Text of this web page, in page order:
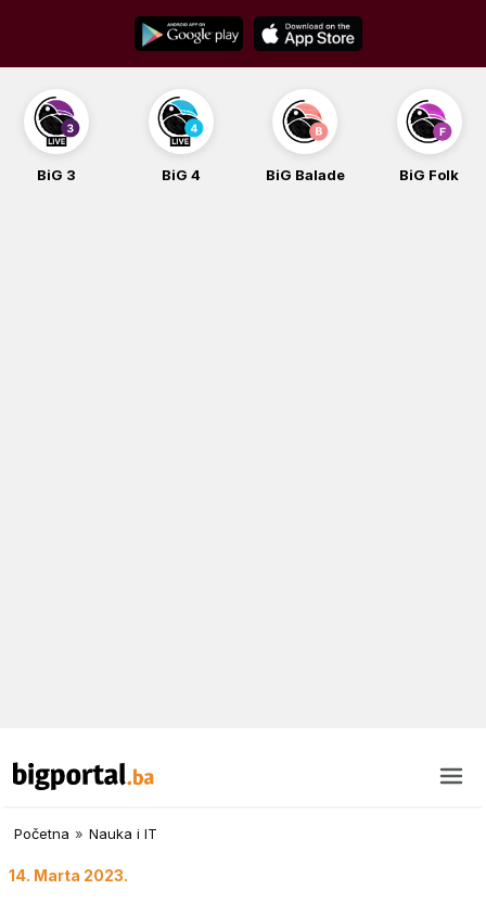
content
BiG 3 BiG 4 BiG Balade BiG Folk
Početna » Nauka i IT
14. Marta 2023.